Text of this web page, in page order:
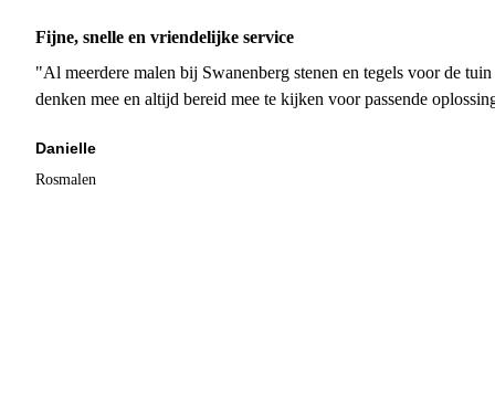
Fijne, snelle en vriendelijke service
"Al meerdere malen bij Swanenberg stenen en tegels voor de
denken mee en altijd bereid mee te kijken voor passende
Danielle
Rosmalen